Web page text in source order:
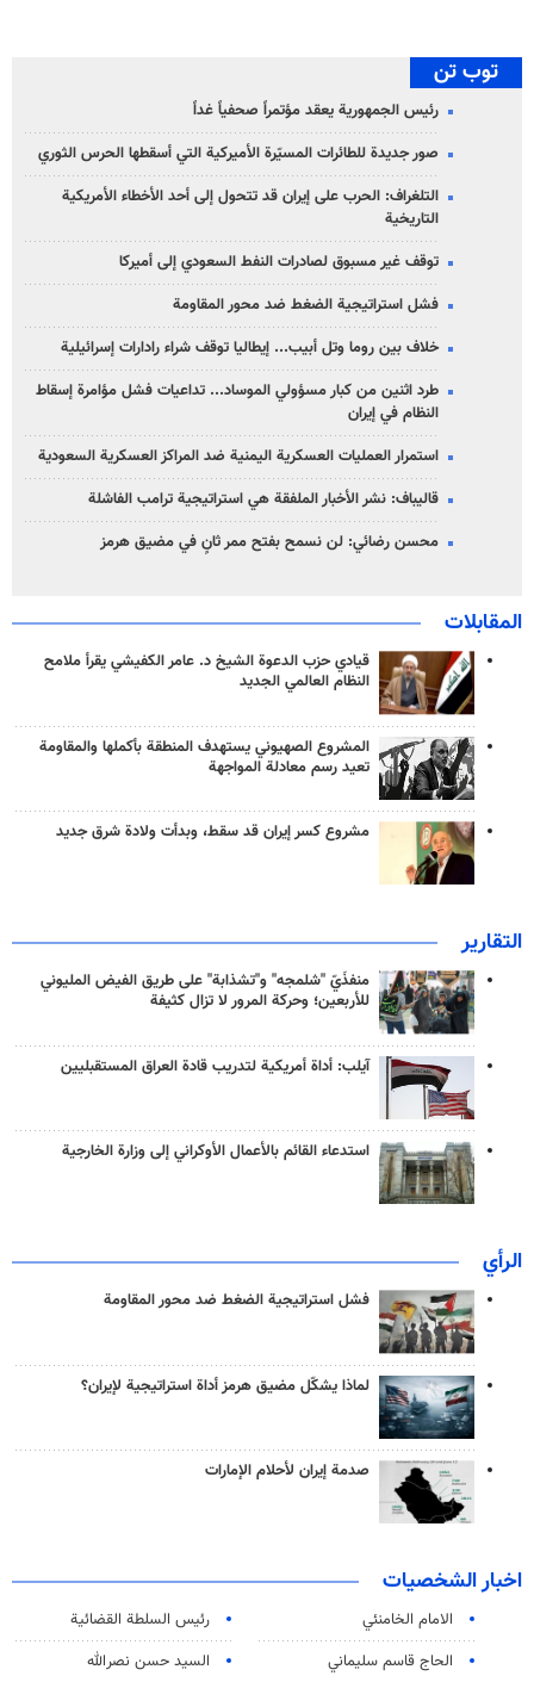
توب تن
رئيس الجمهورية يعقد مؤتمراً صحفياً غداً
صور جديدة للطائرات المسيّرة الأميركية التي أسقطها الحرس الثوري
التلغراف: الحرب على إيران قد تتحول إلى أحد الأخطاء الأمريكية
التاريخية
توقف غير مسبوق لصادرات النفط السعودي إلى أميركا
فشل استراتيجية الضغط ضد محور المقاومة
خلاف بين روما وتل أبيب... إيطاليا توقف شراء رادارات إسرائيلية
طرد اثنين من كبار مسؤولي الموساد... تداعيات فشل مؤامرة إسقاط
النظام في إيران
استمرار العمليات العسكرية اليمنية ضد المراكز العسكرية السعودية
قاليباف: نشر الأخبار الملفقة هي استراتيجية ترامب الفاشلة
محسن رضائي: لن نسمح بفتح ممر ثانٍ في مضيق هرمز
المقابلات
قيادي حزب الدعوة الشيخ د. عامر الكفيشي يقرأ ملامح
النظام العالمي الجديد
المشروع الصهيوني يستهدف المنطقة بأكملها والمقاومة
تعيد رسم معادلة المواجهة
مشروع كسر إيران قد سقط، وبدأت ولادة شرق جديد
التقارير
منفذَيّ "شلمجه" و"تشذابة" على طريق الفيض المليوني
للأربعين؛ وحركة المرور لا تزال كثيفة
آيلب: أداة أمريكية لتدريب قادة العراق المستقبليين
استدعاء القائم بالأعمال الأوكراني إلى وزارة الخارجية
الرأي
فشل استراتيجية الضغط ضد محور المقاومة
لماذا يشكّل مضيق هرمز أداة استراتيجية لإيران؟
صدمة إيران لأحلام الإمارات
اخبار الشخصيات
الامام الخامنئي
رئیس السلطة القضائیة
الحاج قاسم سليماني
السيد حسن نصرالله